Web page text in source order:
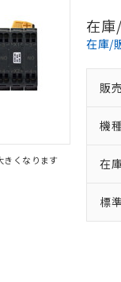
きくなります
在
在庫/
販
機
在
標